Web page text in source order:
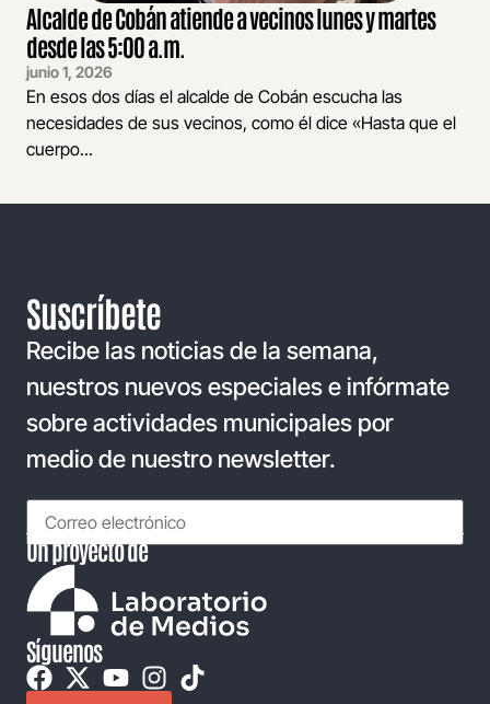
Alcalde de Cobán atiende a vecinos lunes y martes
desde las 5:00 a.m.
junio 1, 2026
En esos dos días el alcalde de Cobán escucha las
necesidades de sus vecinos, como él dice «Hasta que el
cuerpo...
Suscríbete
Recibe las noticias de la semana,
nuestros nuevos especiales e infórmate
sobre actividades municipales por
medio de nuestro newsletter.
Un proyecto de
Síguenos